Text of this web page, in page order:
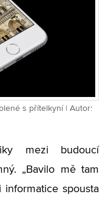
s přítelkyní | Autor:
mezi budoucí
„Bavilo mě tam
spousta